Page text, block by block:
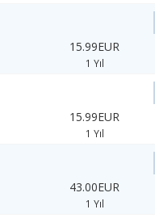
15.99EUR
1 Yıl
15.99EUR
1 Yıl
43.00EUR
1 Yıl